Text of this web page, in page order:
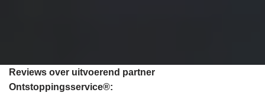
Reviews over uitvoerend partner
Ontstoppingsservice®: